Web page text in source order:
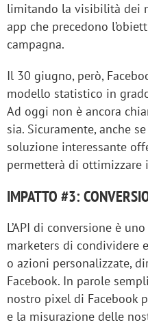
limitando la visibilità dei
app che precedono
campagna.
Il 30 giugno, però,
modello statistico in
Ad oggi non è ancora
sia. Sicuramente, anche
soluzione interessante
permetterà di
IMPATTO #3:
L’API di conversione è
marketers di condividere
o azioni personalizzate,
Facebook. In parole
nostro pixel di Facebook
e la misurazione delle